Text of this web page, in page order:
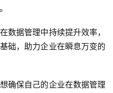
数据管理中持续提升效率，
础，助力企业在瞬息万变的
确保自己的企业在数据管理